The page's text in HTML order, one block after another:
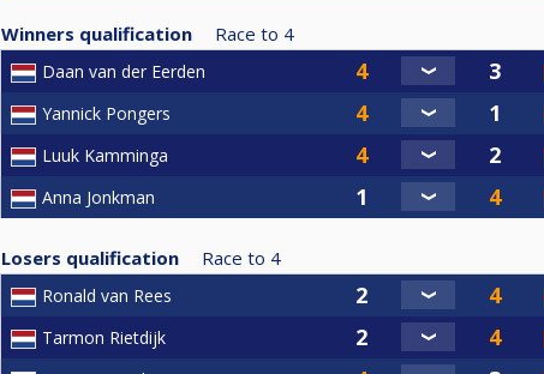
Winners qualification Race to 4
Daan van der Eerden
Yannick Pongers
Luuk Kamminga
Anna Jonkman
Losers qualification Race to 4
Ronald van Rees
Tarmon Rietdijk